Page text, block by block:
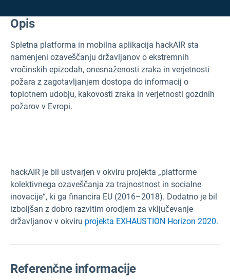
Opis
Spletna platforma in mobilna aplikacija hackAIR sta
namenjeni ozaveščanju državljanov o ekstremnih
vročinskih epizodah, onesnaženosti zraka in verjetnosti
požara z zagotavljanjem dostopa do informacij o
toplotnem udobju, kakovosti zraka in verjetnosti gozdnih
požarov v Evropi.
hackAIR je bil ustvarjen v okviru projekta „platforme
kolektivnega ozaveščanja za trajnostnost in socialne
inovacije“, ki ga financira EU (2016–2018). Dodatno je bil
izboljšan z dobro razvitim orodjem za vključevanje
državljanov v okviru projekta EXHAUSTION Horizon 2020.
Referenčne informacije